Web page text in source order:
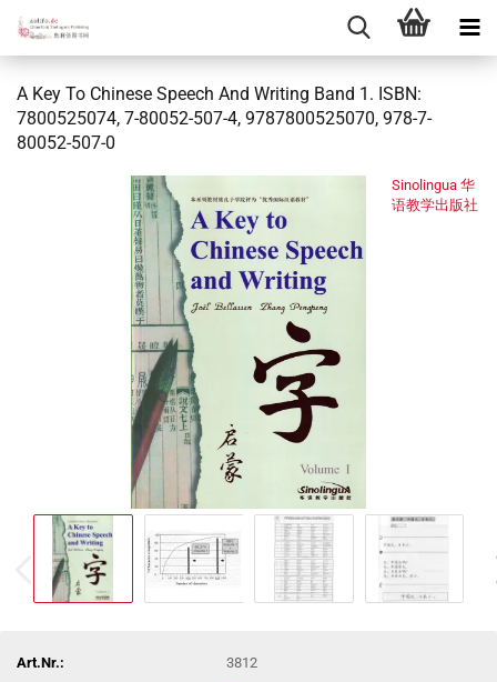
A Key To Chinese Speech And Writing Band 1. ISBN:
7800525074, 7-80052-507-4, 9787800525070, 978-7-
80052-507-0
Sinolingua 华
语教学出版社
Art.Nr.:
3812